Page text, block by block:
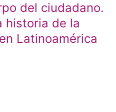
del ciudadano.
historia de la
Latinoamérica